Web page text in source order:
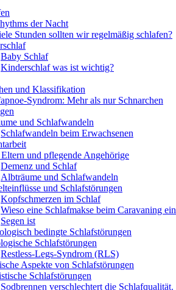
der Nacht
Stunden sollten wir regelmäßig schlafen?
Baby Schlaf
Kinderschlaf was ist wichtig?
und Klassifikation
Syndrom: Mehr als nur Schnarchen
und Schlafwandeln
Schlafwandeln beim Erwachsenen
Eltern und pflegende Angehörige
Demenz und Schlaf
Albträume und Schlafwandeln
und Schlafstörungen
Kopfschmerzen im Schlaf
Wieso eine Schlafmakse beim Caravaning ein
Segen ist
bedingte Schlafstörungen
Schlafstörungen
Restless-Legs-Syndrom (RLS)
Aspekte von Schlafstörungen
Schlafstörungen
Sodbrennen verschlechtert die Schlafqualität.